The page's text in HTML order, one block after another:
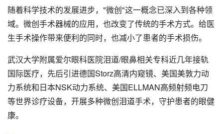
随着科学技术的发展进步，"微创"这一概念已深入到各种领
域。微创手术器械的应用，也改变了传统的手术方式。给医
生手术操作带来便利的同时，也减小了患者的手术损伤。
武汉大学附属爱尔眼科医院泪道/眼鼻相关专科近几年接轨
国际医疗，先后引进德国Storz高清内窥镜、美国美敦力动
力系统和日本NSK动力系统、美国ELLMAN高频射频电刀
等世界诊疗设备，开展多种微创泪道手术，守护患者的眼健
康。